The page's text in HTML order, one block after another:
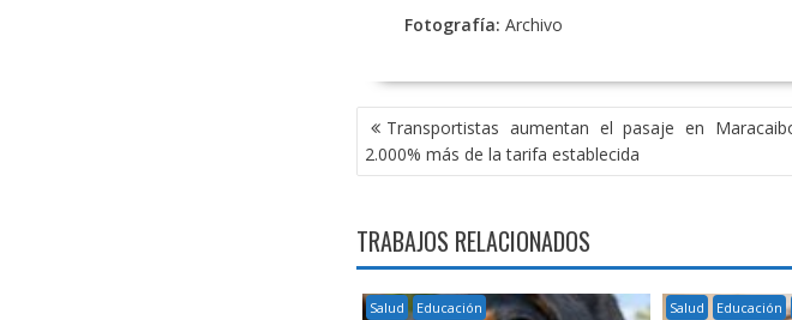
Fotografía: Archivo
NAVEGACIÓN
DE
ENTRADAS
Transportistas aumentan el pasaje en
2.000% más de la tarifa establecida
TRABAJOS RELACIONADOS
Salud Educación Salud Educación